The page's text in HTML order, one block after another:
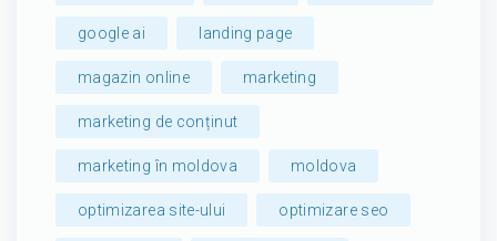
google ai landing page
magazin online marketing
marketing de conținut
marketing în moldova moldova
optimizarea site-ului optimizare seo